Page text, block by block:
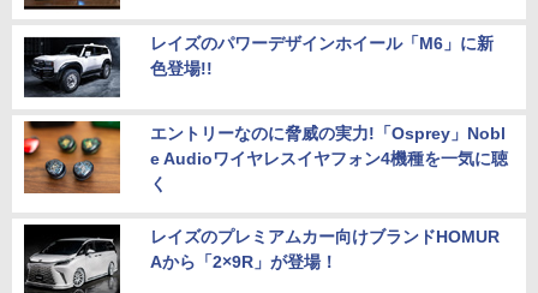
レイズのパワーデザインホイール「M6」に新
色登場!!
エントリーなのに脅威の実力!「Osprey」Nobl
e Audioワイヤレスイヤフォン4機種を一気に聴
く
レイズのプレミアムカー向けブランドHOMUR
Aから「2×9R」が登場！